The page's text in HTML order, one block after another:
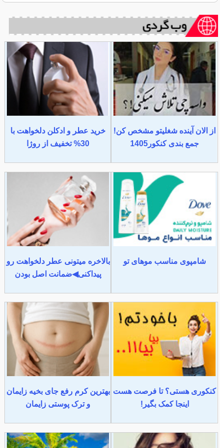
از الان آینده شغلیتو مشخص کن!
جمع بندی کنکور1405
خرید عطر و ادکلن دلخواهت با
30% تخفیف از روژا
شامپوی مناسب موهای تو
بالاخره میتونی عطر دلخواهت رو
پیداکنی◀ضمانت اصل بودن
کنکوری هستی؟ تا فرصت هست
اینجا کمک بگیر!
بهترین کرم رفع جای بخیه زایمان
و ترک پوستی زایمان